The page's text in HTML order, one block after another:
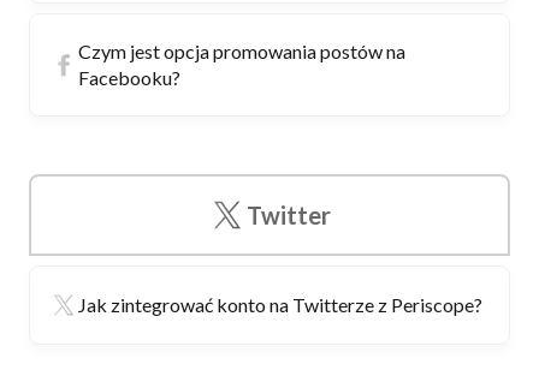
Czym jest opcja promowania postów na
Facebooku?
Twitter
Jak zintegrować konto na Twitterze z Periscope?